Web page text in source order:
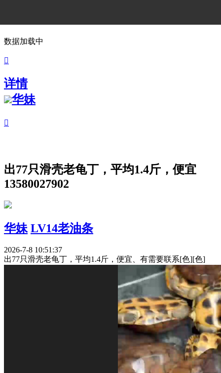
数据加载中

详情
华妹

出77只滑壳老龟丁，平均1.4斤，便宜
13580027902
华妹 LV14老油条
2026-7-8 10:51:37
出77只滑壳老龟丁，平均1.4斤，便宜、有需要联系[色][色]